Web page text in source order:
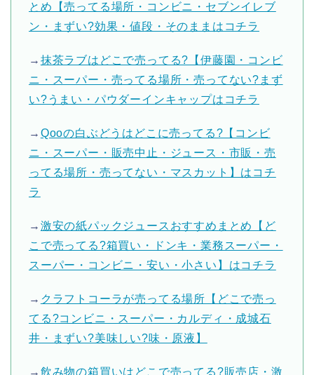
とめ【売ってる場所・コンビニ・セブンイレブ
ン・まずい?効果・値段・そのままはコチラ
→ 抹茶ラブはどこで売ってる?【伊藤園・コンビ
ニ・スーパー・売ってる場所・売ってない?まず
い?うまい・パウダーインキャップはコチラ
→ Qooの白ぶどうはどこに売ってる?【コンビ
ニ・スーパー・販売中止・ジュース・市販・売
ってる場所・売ってない・マスカット】はコチ
ラ
→ 激安の紙パックジュースおすすめまとめ【ど
こで売ってる?箱買い・ドンキ・業務スーパー・
スーパー・コンビニ・安い・小さい】はコチラ
→ クラフトコーラが売ってる場所【どこで売っ
てる?コンビニ・スーパー・カルディ・成城石
井・まずい?美味しい?味・原液】
→ 飲み物の箱買いはどこで売ってる?販売店・激